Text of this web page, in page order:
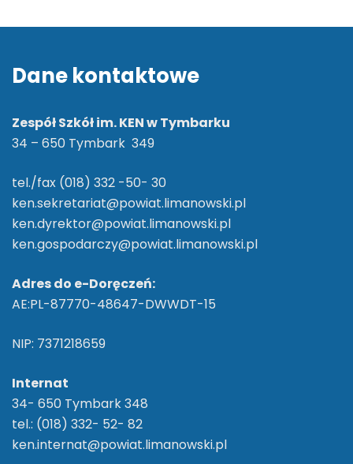
Dane kontaktowe
Zespół Szkół im. KEN w Tymbarku
34 – 650 Tymbark 349
tel./fax (018) 332 -50- 30
ken.sekretariat@powiat.limanowski.pl
ken.dyrektor@powiat.limanowski.pl
ken.gospodarczy@powiat.limanowski.pl
Adres do e-Doręczeń:
AE:PL-87770-48647-DWWDT-15
NIP: 7371218659
Internat
34- 650 Tymbark 348
tel.: (018) 332- 52- 82
ken.internat@powiat.limanowski.pl